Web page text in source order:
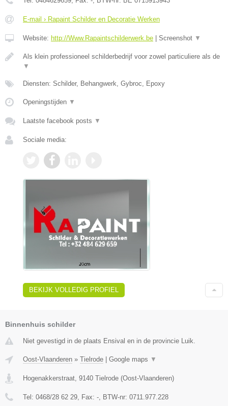
E-mail › Rapaint Schilder en Decoratie Werken
Website: http://Www.Rapaintschilderwerk.be | Screenshot ▼
Als klein professioneel schilderbedrijf voor zowel particuliere als de
▼
Diensten: Schilder, Behangwerk, Gybroc, Epoxy
Openingstijden ▼
Laatste facebook posts ▼
Sociale media:
BEKIJK VOLLEDIG PROFIEL
Binnenhuis schilder
Niet gevestigd in de plaats Ensival en in de provincie Luik.
Oost-Vlaanderen » Tielrode Google maps ▼
Hogenakkerstraat, 9140 Tielrode (Oost-Vlaanderen)
Tel: 0468/28 62 29, Fax: -, BTW-nr: 0711.977.228